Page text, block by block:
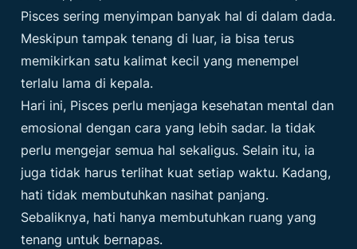
Pisces sering menyimpan banyak hal di dalam dada.
Meskipun tampak tenang di luar, ia bisa terus
memikirkan satu kalimat kecil yang menempel
terlalu lama di kepala.
Hari ini, Pisces perlu menjaga kesehatan mental dan
emosional dengan cara yang lebih sadar. Ia tidak
perlu mengejar semua hal sekaligus. Selain itu, ia
juga tidak harus terlihat kuat setiap waktu. Kadang,
hati tidak membutuhkan nasihat panjang.
Sebaliknya, hati hanya membutuhkan ruang yang
tenang untuk bernapas.